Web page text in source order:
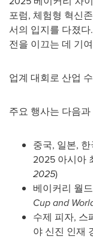
포럼, 체험형 혁신
서의 입지를 다졌
전을 이끄는 데 기
업계 대회로 산업
주요 행사는 다음과
중국, 일본,
2025 아시아
2025)
베이커리 월
Cup and
수제 피자, 스
야 신진 인재